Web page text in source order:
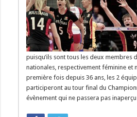
puisqu’ils sont tous les deux membres
nationales, respectivement féminine et
première fois depuis 36 ans, les 2
participeront au tour final du
évènement qui ne passera pas